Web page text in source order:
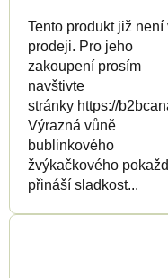
Tento produkt již není
prodeji. Pro jeho
zakoupení prosím
navštivte
stránky https://
Výrazná vůně
bublinkového
žvýkačkového
přináší sladkost...